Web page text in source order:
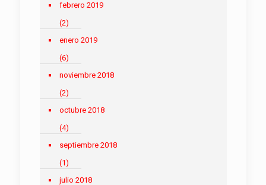
febrero 2019
(2)
enero 2019
(6)
noviembre 2018
(2)
octubre 2018
(4)
septiembre 2018
(1)
julio 2018